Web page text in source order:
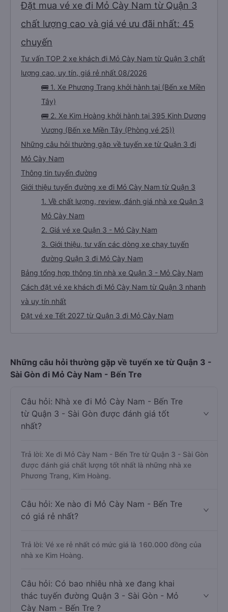
Đặt mua vé xe đi Mỏ Cày Nam từ Quận 3
chất lượng cao và giá vé ưu đãi nhất: 45
chuyến
Tư vấn TOP 2 xe khách đi Mỏ Cày Nam từ Quận 3 chất
lượng cao, uy tín, giá rẻ nhất 08/2026
🚌 1. Xe Phương Trang khởi hành tại (Bến xe Miền
Tây)
🚌 2. Xe Kim Hoàng khởi hành tại 395 Kinh Dương
Vương (Bến xe Miền Tây (Phòng vé 25))
Những câu hỏi thường gặp về tuyến xe từ Quận 3 đi
Mỏ Cày Nam
Thông tin tuyến đường
Giới thiệu tuyến đường xe đi Mỏ Cày Nam từ Quận 3
1. Về chất lượng, review, đánh giá nhà xe Quận 3
Mỏ Cày Nam
2. Giá vé xe Quận 3 - Mỏ Cày Nam
3. Giới thiệu, tư vấn các dòng xe chạy tuyến
đường Quận 3 đi Mỏ Cày Nam
Bảng tổng hợp thông tin nhà xe Quận 3 - Mỏ Cày Nam
Cách đặt vé xe khách đi Mỏ Cày Nam từ Quận 3 nhanh
và uy tín nhất
Đặt vé xe Tết 2027 từ Quận 3 đi Mỏ Cày Nam
Những câu hỏi thường gặp về tuyến xe từ Quận 3 -
Sài Gòn đi Mỏ Cày Nam - Bến Tre
Câu hỏi: Nhà xe đi Mỏ Cày Nam - Bến Tre
từ Quận 3 - Sài Gòn được đánh giá tốt
nhất?
Trả lời: Xe đi Mỏ Cày Nam - Bến Tre từ Quận 3 - Sài Gòn
được đánh giá chất lượng tốt nhất là những nhà xe
Phương Trang, Kim Hoàng.
Câu hỏi: Xe nào đi Mỏ Cày Nam - Bến Tre
có giá rẻ nhất?
Trả lời: Vé xe rẻ nhất có mức giá là 160.000 đồng của
nhà xe Kim Hoàng.
Câu hỏi: Có bao nhiêu nhà xe đang khai
thác tuyến đường Quận 3 - Sài Gòn - Mỏ
Cày Nam - Bến Tre ?